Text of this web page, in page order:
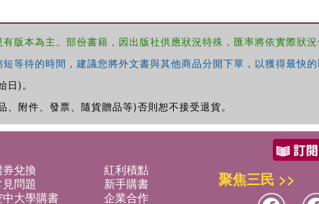
本為主。部份書籍，因出版社供應狀況特殊，匯率將依實際狀況
待的時間，建議您將外文書與其他商品分開下單，以獲得最快
日)。
附件、發票、隨貨贈品等)否則恕不接受退貨。
兌換
紅利積點
問題
新手購書
中大學購書
企業合作
聚焦三民 >>